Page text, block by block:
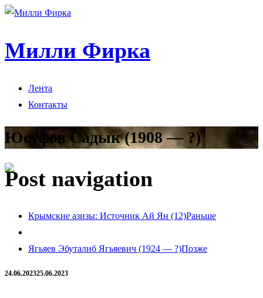
Милли Фирка
Лента
Контакты
Юсуфов Садык (1908 — ?)
Post navigation
Крымские азизы: Источник Ай Ян (12)Раньше
Ягьяев Эбуталиб Ягьяевич (1924 — ?)Позже
24.06.202325.06.2023